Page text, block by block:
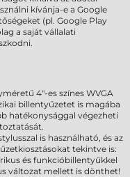
kívánja-e a Google
(pl. Google Play
a saját vállalati
4"-es színes WVGA
billentyűzetet is magába
hatékonysággal végezheti
is használható, és az
tekintve is:
és funkcióbillentyűkkel
változat mellett is dönthet!